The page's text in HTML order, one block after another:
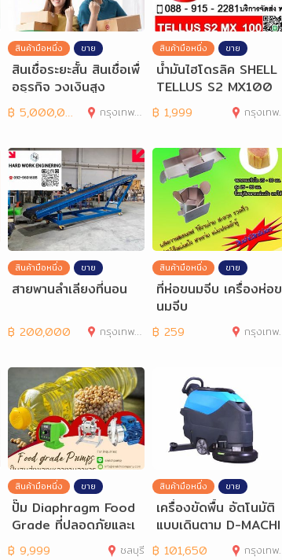
สินค้ามือหนึ่ง ขาย
สินเชื่อระยะสั้น สินเชื่อเพื่
อธุรกิจ วงเงินสูง
฿ 5,000,000 กรุงเทพมหานคร
สินค้ามือหนึ่ง ขาย
น้ำมันไฮโดรลิค SHELL
TELLUS S2 MX100
฿ 1,999 กรุงเทพมหานคร
สินค้ามือหนึ่ง ขาย
สายพานลำเลียงที่นอน
฿ 200,000 กรุงเทพมหานคร
สินค้ามือหนึ่ง ขาย
ที่ห่อขนมจีบ เครื่องห่อข
นมจีบ
฿ 259 กรุงเทพมหานคร
สินค้ามือหนึ่ง ขาย
ปั๊ม Diaphragm Food
Grade ที่ปลอดภัยและเ
ชื่อถือได้ในอุตสาหกร
฿ 9,999 ชลบุรี
สินค้ามือหนึ่ง ขาย
เครื่องขัดพื้น อัตโนมัติ
แบบเดินตาม D-MACHI
NE รุ่น DM 468
฿ 101,650 กรุงเทพมหานคร